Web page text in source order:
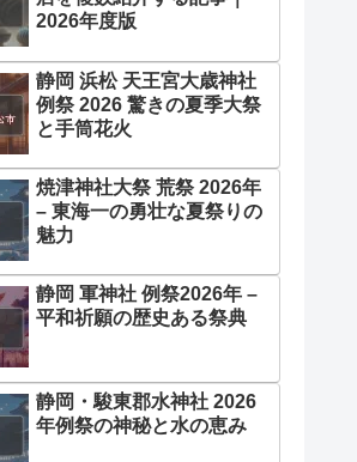
2026年度版
静岡 浜松 天王宮大歳神社
例祭 2026 驚きの夏季大祭
と手筒花火
焼津神社大祭 荒祭 2026年
– 東海一の勇壮な夏祭りの
魅力
静岡 軍神社 例祭2026年 –
平和祈願の歴史ある祭典
静岡・駿東郡水神社 2026
年例祭の神秘と水の恵み